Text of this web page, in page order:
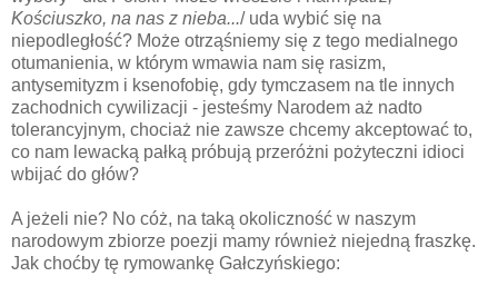
Kościuszko, na nas z nieba.../ uda wybić się na
niepodległość? Może otrząśniemy się z tego medialnego
otumanienia, w którym wmawia nam się rasizm,
antysemityzm i ksenofobię, gdy tymczasem na tle innych
zachodnich cywilizacji - jesteśmy Narodem aż nadto
tolerancyjnym, chociaż nie zawsze chcemy akceptować to,
co nam lewacką pałką próbują przeróżni pożyteczni idioci
wbijać do głów?
A jeżeli nie? No cóż, na taką okoliczność w naszym
narodowym zbiorze poezji mamy również niejedną fraszkę.
Jak choćby tę rymowankę Gałczyńskiego: